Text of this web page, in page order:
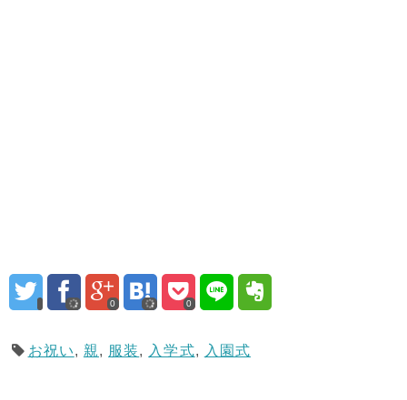
0 0
お祝い, 親, 服装, 入学式, 入園式